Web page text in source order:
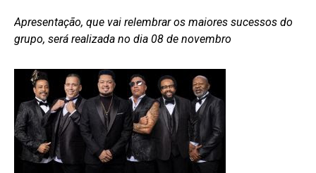
Apresentação, que vai relembrar os maiores sucessos do
grupo, será realizada no dia 08 de novembro